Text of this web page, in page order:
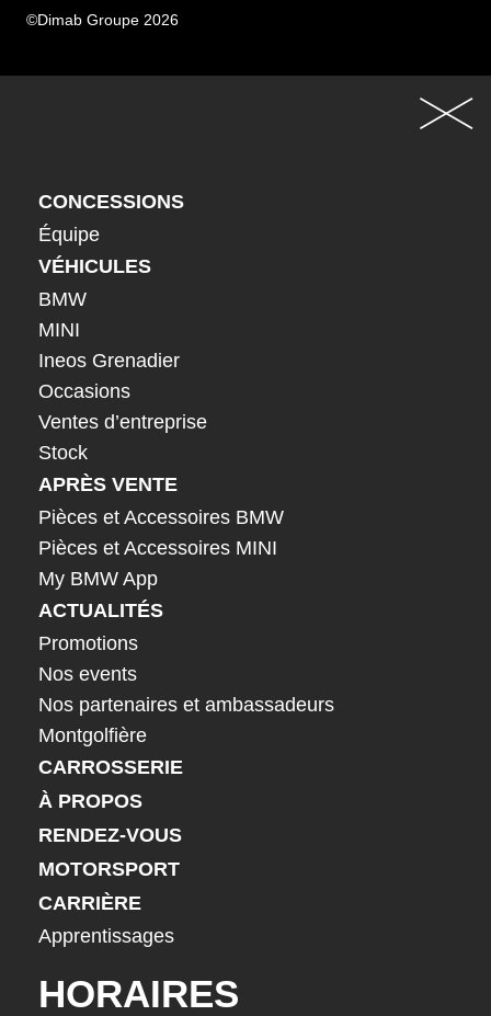
©Dimab Groupe 2026
CONCESSIONS
Équipe
VÉHICULES
BMW
MINI
Ineos Grenadier
Occasions
Ventes d’entreprise
Stock
APRÈS VENTE
Pièces et Accessoires BMW
Pièces et Accessoires MINI
My BMW App
ACTUALITÉS
Promotions
Nos events
Nos partenaires et ambassadeurs
Montgolfière
CARROSSERIE
À PROPOS
RENDEZ-VOUS
MOTORSPORT
CARRIÈRE
Apprentissages
HORAIRES